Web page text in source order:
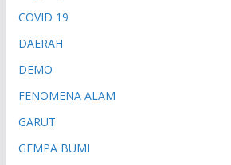
COVID 19
DAERAH
DEMO
FENOMENA ALAM
GARUT
GEMPA BUMI